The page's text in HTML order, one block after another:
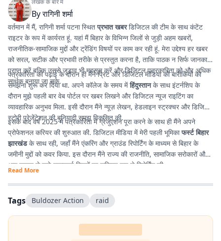
लेखक के बारे में
Byरागिनी शर्मा
वर्तमान में मैं, रागिनी शर्मा पटना स्थितप्रभात खबरडिजिटल की टीम के साथ कंटेंट
राइटर के रूप में कार्यरत हूं. यहां मैं बिहार के विभिन्न जिलों से जुड़ी अहम खबरों,
राजनीतिक-सामाजिक मुद्दों और ट्रेंडिंग विषयों पर काम कर रही हूं. मेरा उद्देश्य हर खबर
को सरल, सटीक और प्रभावी तरीके से प्रस्तुत करना है, ताकि पाठक न सिर्फ जानकारी
प्राप्त करें बल्कि उससे जुड़ाव भी महसूस करें और डिजिटल पत्रकारिता को और अधिक
सार्थक बनाया जा सके.
पत्रकारिता की पढ़ाई के दौरान ही मैंने प्रिंट और डिजिटल मीडिया की बारीकियों को
समझना शुरू कर दिया था. अपने कॉलेज के समय मेंहिंदुस्तानके साथ इंटर्नशिप के
दौरान मुझे पहली बार वेब पोर्टल पर खबर लिखने और डिजिटल न्यूज राइटिंग का
व्यावहारिक अनुभव मिला. इसी दौरान मैंने न्यूज़ लेखन, हेडलाइन स्ट्रक्चर और डिजिटल
स्टोरी प्रेजेंटेशन की बुनियादी समझ विकसित की.
इसके बाद वर्ष 2025 में पत्रकारिता में ग्रेजुएशन पूरा करने के साथ ही मैंने अपने
प्रोफेशनल करियर की शुरुआत की. डिजिटल मीडिया में मेरी पहली भूमिकाफर्स्ट बिहार
झारखंडके साथ रही, जहाँ मैंने एंकरिंग और ग्राउंड रिपोर्टिंग के माध्यम से बिहार के
जमीनी मुद्दों को कवर किया. इस दौरान मैंने राज्य की राजनीति, सामाजिक सरोकारों और
आम जनता से जुड़े महत्वपूर्ण विषयों पर सक्रिय रूप से रिपोर्टिंग की.
Read More
Tags Buldozer Action raid